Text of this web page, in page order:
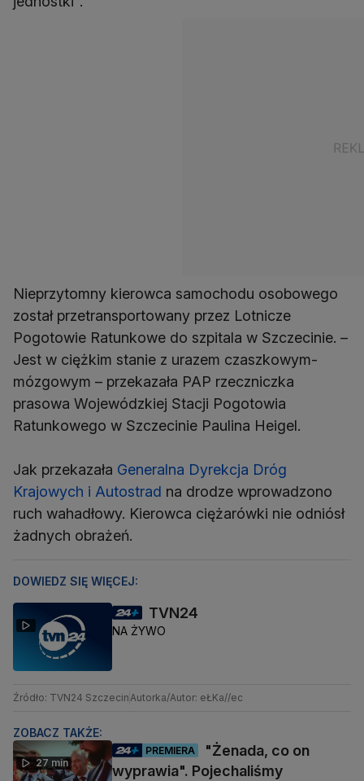
Nieprzytomny kierowca samochodu osobowego
został przetransportowany przez Lotnicze
Pogotowie Ratunkowe do szpitala w Szczecinie. –
Jest w ciężkim stanie z urazem czaszkowym-
mózgowym – przekazała PAP rzeczniczka
prasowa Wojewódzkiej Stacji Pogotowia
Ratunkowego w Szczecinie Paulina Heigel.
Jak przekazała Generalna Dyrekcja Dróg
Krajowych i Autostrad na drodze wprowadzono
ruch wahadłowy. Kierowca ciężarówki nie odniósł
żadnych obrażeń.
DOWIEDZ SIĘ WIĘCEJ:
TVN24
NA ŻYWO
Źródło: TVN24 SzczecinAutorka/Autor: eŁKa//ec
ZOBACZ TAKŻE:
27 min
PREMIERA
"Żenada, co on
wyprawia". Pojechaliśmy